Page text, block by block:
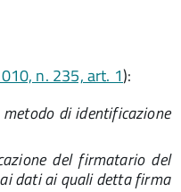
n. 235, art. 1):
di identificazione
del firmatario del
dati ai quali detta firma